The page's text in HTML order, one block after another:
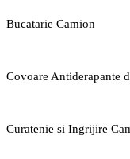
Bucatarie Camion
Covoare Antiderapante
Curatenie si Ingrijire